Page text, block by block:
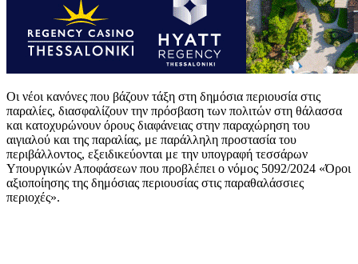
Οι νέοι κανόνες που βάζουν τάξη στη δημόσια περιουσία στις
παραλίες, διασφαλίζουν την πρόσβαση των πολιτών στη θάλασσα
και κατοχυρώνουν όρους διαφάνειας στην παραχώρηση του
αιγιαλού και της παραλίας, με παράλληλη προστασία του
περιβάλλοντος, εξειδικεύονται με την υπογραφή τεσσάρων
Υπουργικών Αποφάσεων που προβλέπει ο νόμος 5092/2024 «Όροι
αξιοποίησης της δημόσιας περιουσίας στις παραθαλάσσιες
περιοχές».